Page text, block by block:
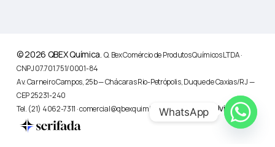
© 2026 QBEX Química. Q. Bex Comércio de Produtos Químicos LTDA ·
CNPJ 07.701.751/0001-84
Av. Carneiro Campos, 25b — Chácaras Rio-Petrópolis, Duque de Caxias/RJ —
CEP 25231-240
Tel. (21) 4062-7311 · comercial@qbexquimica.com.brDesenvolvido por:
WhatsApp